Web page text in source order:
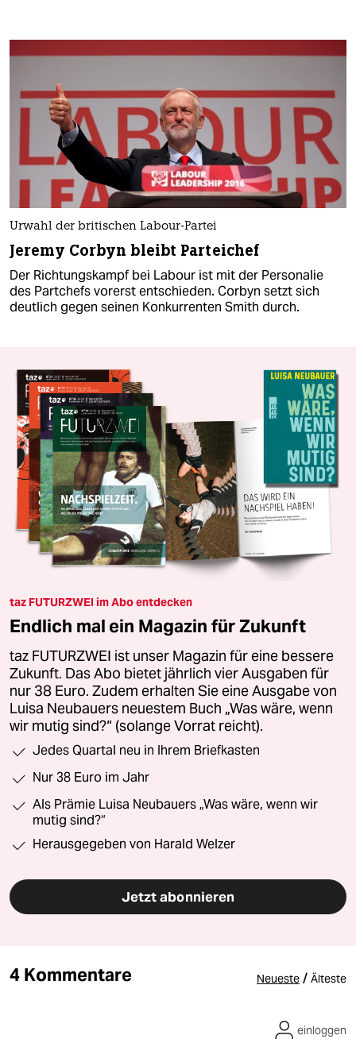
Urwahl der britischen Labour-Partei
Jeremy Corbyn bleibt Parteichef
Der Richtungskampf bei Labour ist mit der Personalie
des Partchefs vorerst entschieden. Corbyn setzt sich
deutlich gegen seinen Konkurrenten Smith durch.
taz FUTURZWEI im Abo entdecken
Endlich mal ein Magazin für Zukunft
taz FUTURZWEI ist unser Magazin für eine bessere
Zukunft. Das Abo bietet jährlich vier Ausgaben für
nur 38 Euro. Zudem erhalten Sie eine Ausgabe von
Luisa Neubauers neuestem Buch „Was wäre, wenn
wir mutig sind?“ (solange Vorrat reicht).
Jedes Quartal neu in Ihrem Briefkasten
Nur 38 Euro im Jahr
Als Prämie Luisa Neubauers „Was wäre, wenn wir
mutig sind?“
Herausgegeben von Harald Welzer
Jetzt abonnieren
4 Kommentare Neueste / Älteste
einloggen